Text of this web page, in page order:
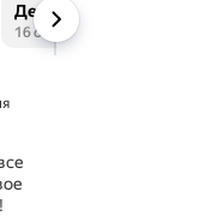
Детская стоматология
Положительных отзывов
16 отзывов